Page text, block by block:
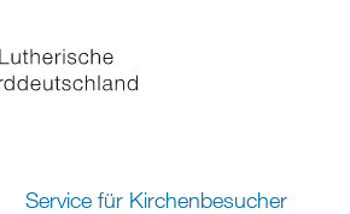
Service für Kirchenbesucher